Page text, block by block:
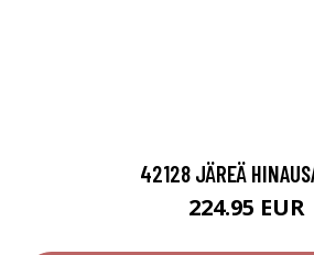
42128 JÄREÄ
224.95 EUR